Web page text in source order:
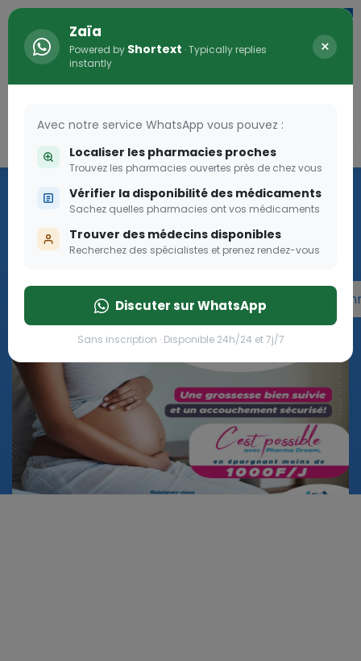
Programme OLGA-ESTHER
Rejoignez le programme Olga Esther pour les femmes
enceintes
Rejoignez le programme Olga Esther pour les
Zaïa
Powered by Shortext · Typically replies
instantly
×
Avec notre service WhatsApp vous pouvez :
Localiser les pharmacies proches
Trouvez les pharmacies ouvertes près de chez vous
Vérifier la disponibilité des médicaments
Sachez quelles pharmacies ont vos médicaments
Trouver des médecins disponibles
Recherchez des spécialistes et prenez rendez-vous
Discuter sur WhatsApp
Sans inscription · Disponible 24h/24 et 7j/7